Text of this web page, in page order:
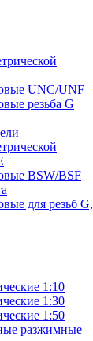
UNC/UNF
резьба G
BSW/BSF
для резьб G,
1:10
1:30
1:50
разжимные